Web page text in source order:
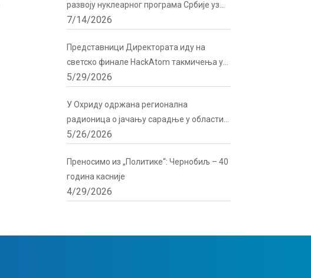
развоју нуклеарног програма Србије уз
подршку Директората
7/14/2026
Представници Директората иду на
светско финале HackAtom такмичења у
Русији
5/29/2026
У Охриду одржана регионална
радионица о јачању сарадње у области
радијационе и нуклеарне сигурности
5/26/2026
Преносимо из „Политике“: Чернобиљ – 40
година касније
4/29/2026